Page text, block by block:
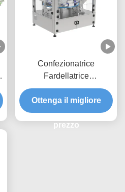
Confezionatrice
Fardellatrice
Personalizzata con
Design a 8 Stazioni e
Sistema di Cambio
Rapido per Imballaggio
Ottenga il migliore
prezzo